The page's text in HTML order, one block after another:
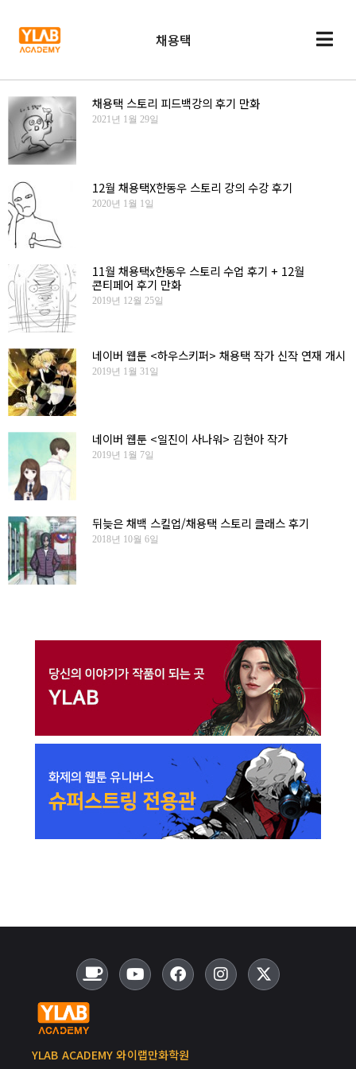
채용택
채용택 스토리 피드백강의 후기 만화
2021년 1월 29일
12월 채용택X한동우 스토리 강의 수강 후기
2020년 1월 1일
11월 채용택x한동우 스토리 수업 후기 + 12월
콘티페어 후기 만화
2019년 12월 25일
네이버 웹툰 <하우스키퍼> 채용택 작가 신작 연재 개시
2019년 1월 31일
네이버 웹툰 <일진이 사나워> 김현아 작가
2019년 1월 7일
뒤늦은 채백 스킬업/채용택 스토리 클래스 후기
2018년 10월 6일
YLAB ACADEMY 와이랩만화학원